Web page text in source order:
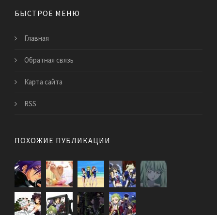
БЫСТРОЕ МЕНЮ
Главная
Обратная связь
Карта сайта
RSS
ПОХОЖИЕ ПУБЛИКАЦИИ